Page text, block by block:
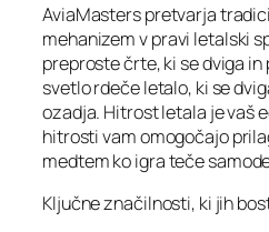
AviaMasters pretvarja
mehanizem v pravi letalski
preproste črte, ki se dviga
svetlo rdeče letalo, ki se
ozadja. Hitrost letala je vaš
hitrosti vam omogočajo
medtem ko igra teče
Ključne značilnosti, ki jih